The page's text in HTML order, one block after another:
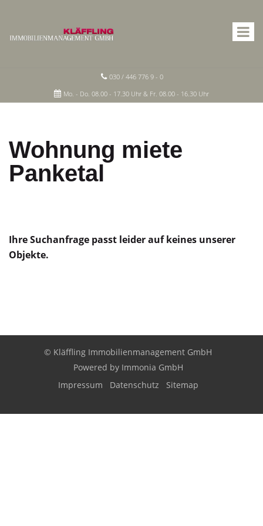
030 / 446 776 9 - 0
Mo. - Do. 08.00 - 17.30 Uhr & Fr. 08.00 - 16.30 Uhr
Wohnung miete
Panketal
Ihre Suchanfrage passt leider auf keines unserer
Objekte.
© Kläffling Immobilienmanagement GmbH
Powered by Immonia GmbH
Impressum
Datenschutz Sitemap